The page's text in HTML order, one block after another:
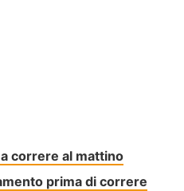
correre al mattino
prima di correre